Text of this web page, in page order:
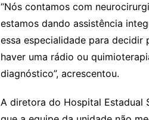
“Nós contamos com
estamos dando assistência
essa especialidade para
haver uma rádio ou
diagnóstico”, acrescentou.
A diretora do Hospital Estadual